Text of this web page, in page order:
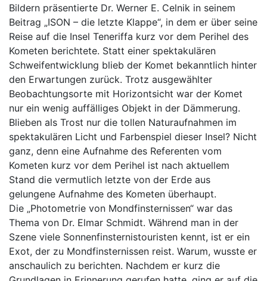
Bildern präsentierte Dr. Werner E. Celnik in seinem
Beitrag „ISON – die letzte Klappe“, in dem er über seine
Reise auf die Insel Teneriffa kurz vor dem Perihel des
Kometen berichtete. Statt einer spektakulären
Schweifentwicklung blieb der Komet bekanntlich hinter
den Erwartungen zurück. Trotz ausgewählter
Beobachtungsorte mit Horizontsicht war der Komet
nur ein wenig auffälliges Objekt in der Dämmerung.
Blieben als Trost nur die tollen Naturaufnahmen im
spektakulären Licht und Farbenspiel dieser Insel? Nicht
ganz, denn eine Aufnahme des Referenten vom
Kometen kurz vor dem Perihel ist nach aktuellem
Stand die vermutlich letzte von der Erde aus
gelungene Aufnahme des Kometen überhaupt.
Die „Photometrie von Mondfinsternissen“ war das
Thema von Dr. Elmar Schmidt. Während man in der
Szene viele Sonnenfinsternistouristen kennt, ist er ein
Exot, der zu Mondfinsternissen reist. Warum, wusste er
anschaulich zu berichten. Nachdem er kurz die